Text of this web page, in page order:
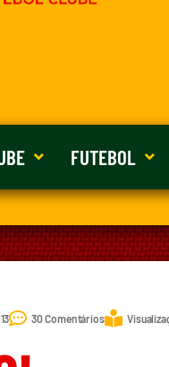
FUTEBOL
30 Comentários